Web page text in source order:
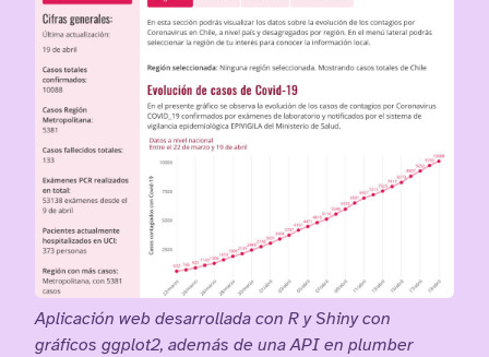
Aplicación web desarrollada con R y Shiny con
gráficos ggplot2, además de una API en plumber